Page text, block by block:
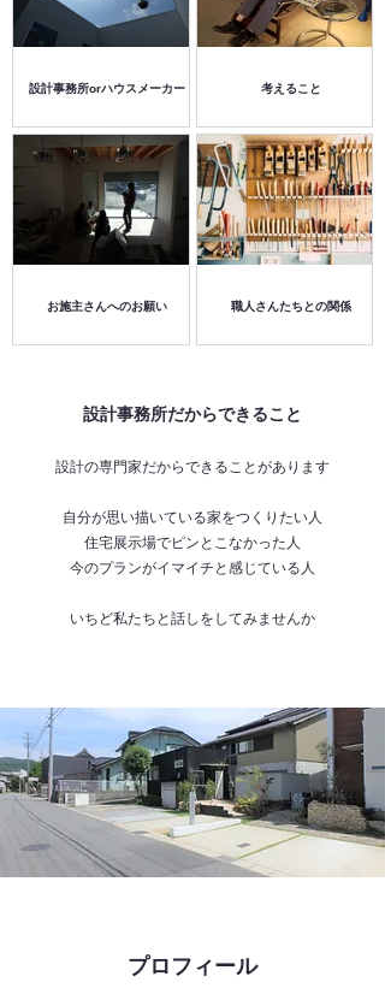
​設計事務所だからできること
設計の専門家だからできることがあります
自分が思い描いている家をつくりたい人
住宅展示場でピンとこなかった人
今のプランがイマイチと感じている人
いちど私たちと話しをしてみませんか
設計事務所orハウスメーカー 考えること
お施主さんへのお願い 職人さんたちとの関係
プロフィール